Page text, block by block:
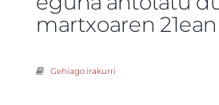
martxoaren
Gehiago irakurri